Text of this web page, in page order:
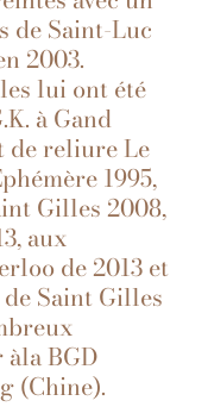
de Saint-Luc
2003.
lui ont été
à Gand
de reliure Le
1995,
Gilles 2008,
aux
de 2013 et
Saint Gilles
BGD
(Chine).